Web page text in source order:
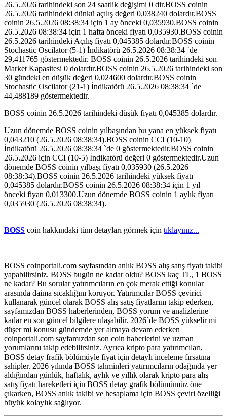
26.5.2026 tarihindeki son 24 saatlik değişimi 0 dir.BOSS coinin
26.5.2026 tarihindeki dünkü açılış değeri 0,038240 dolardır.BOSS
coinin 26.5.2026 08:38:34 için 1 ay önceki 0,035930.BOSS coinin
26.5.2026 08:38:34 için 1 hafta önceki fiyatı 0,035930.BOSS coinin
26.5.2026 tarihindeki Açılış fiyatı 0,045385 dolardır.BOSS coinin
Stochastic Oscilator (5-1) İndikatörü 26.5.2026 08:38:34 `de
29,411765 göstermektedir. BOSS coinin 26.5.2026 tarihindeki son
Market Kapasitesi 0 dolardır.BOSS coinin 26.5.2026 tarihindeki son
30 gündeki en düşük değeri 0,024600 dolardır.BOSS coinin
Stochastic Oscilator (21-1) İndikatörü 26.5.2026 08:38:34 `de
44,488189 göstermektedir.
BOSS coinin 26.5.2026 tarihindeki düşük fiyatı 0,045385 dolardır.
Uzun dönemde BOSS coinin yılbaşından bu yana en yüksek fiyatı
0,043210 (26.5.2026 08:38:34).BOSS coinin CCI (10-10)
İndikatörü 26.5.2026 08:38:34 `de 0 göstermektedir.BOSS coinin
26.5.2026 için CCI (10-5) İndikatörü değeri 0 göstermektedir.Uzun
dönemde BOSS coinin yılbaşı fiyatı 0,035930 (26.5.2026
08:38:34).BOSS coinin 26.5.2026 tarihindeki yüksek fiyatı
0,045385 dolardır.BOSS coinin 26.5.2026 08:38:34 için 1 yıl
önceki fiyatı 0,013300.Uzun dönemde BOSS coinin 1 aylık fiyatı
0,035930 (26.5.2026 08:38:34).
BOSS coin hakkındaki tüm detayları görmek için tıklayınız...
BOSS coinportali.com sayfasından anlık BOSS alış satış fiyatı takibi
yapabilirsiniz. BOSS bugün ne kadar oldu? BOSS kaç TL, 1 BOSS
ne kadar? Bu sorular yatırımcıların en çok merak ettiği konular
arasında daima sıcaklığını koruyor. Yatırımcılar BOSS çevirici
kullanarak güncel olarak BOSS alış satış fiyatlarını takip ederken,
sayfamızdan BOSS haberlerinden, BOSS yorum ve analizlerine
kadar en son güncel bilgilere ulaşabilir. 2026`de BOSS yükselir mi
düşer mi konusu gündemde yer almaya devam ederken
coinportali.com sayfamızdan son coin haberlerini ve uzman
yorumlarını takip edebilirsiniz. Ayrıca kripto para yatırımcıları,
BOSS detay frafik bölümüyle fiyat için detaylı inceleme fırsatına
sahipler. 2026 yılında BOSS tahminleri yatırımcıların odağında yer
aldığından günlük, haftalık, aylık ve yıllık olarak kripto para alış
satış fiyatı hareketleri için BOSS detay grafik bölümümüz öne
çıkarken, BOSS anlık takibi ve hesaplama için BOSS çeviri özelliği
büyük kolaylık sağlıyor.